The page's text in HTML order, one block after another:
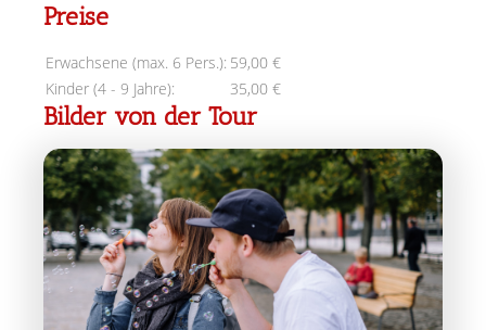
Preise
Erwachsene (max. 6 Pers.): 59,00 €
Kinder (4 - 9 Jahre):
35,00 €
Bilder von der Tour